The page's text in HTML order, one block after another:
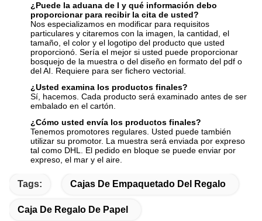
¿Puede la aduana de I y qué información debo
proporcionar para recibir la cita de usted?
Nos especializamos en modificar para requisitos
particulares y citaremos con la imagen, la cantidad, el
tamaño, el color y el logotipo del producto que usted
proporcionó. Sería el mejor si usted puede proporcionar
bosquejo de la muestra o del diseño en formato del pdf o
del AI. Requiere para ser fichero vectorial.
¿Usted examina los productos finales?
Sí, hacemos. Cada producto será examinado antes de ser
embalado en el cartón.
¿Cómo usted envía los productos finales?
Tenemos promotores regulares. Usted puede también
utilizar su promotor. La muestra será enviada por expreso
tal como DHL. El pedido en bloque se puede enviar por
expreso, el mar y el aire.
Tags: Cajas De Empaquetado Del Regalo
Caja De Regalo De Papel